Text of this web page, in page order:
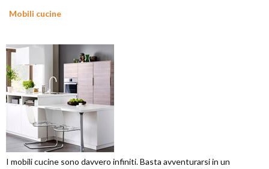
Mobili cucine
I mobili cucine sono davvero infiniti. Basta avventurarsi in un